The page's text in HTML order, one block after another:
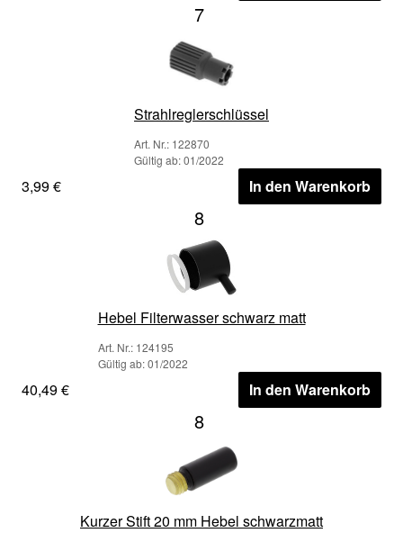
7
Strahlreglerschlüssel
Art. Nr.: 122870
Gültig ab: 01/2022
3,99 € In den Warenkorb
8
Hebel Filterwasser schwarz matt
Art. Nr.: 124195
Gültig ab: 01/2022
40,49 € In den Warenkorb
8
Kurzer Stift 20 mm Hebel schwarzmatt